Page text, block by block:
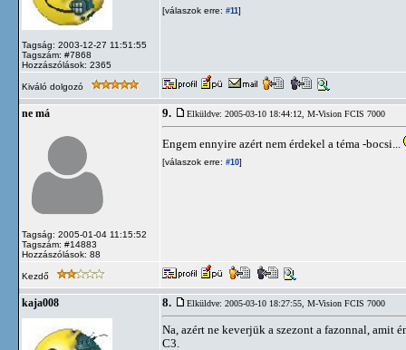
Tagság: 2003-12-27 11:51:55
Tagszám: #7868
Hozzászólások: 2365
[válaszok erre: #11]
Kiváló dolgozó
ne má
Tagság: 2005-01-04 11:15:52
Tagszám: #14883
Hozzászólások: 88
9. Elküldve: 2005-03-10 18:44:12, M-Vision FCIS 7000
Engem ennyire azért nem érdekel a téma -bocsi...
[válaszok erre: #10]
Kezdő
kaja008 8. Elküldve: 2005-03-10 18:27:55, M-Vision FCIS 7000
Na, azért ne keverjük a szezont a fazonnal, amit
C3.